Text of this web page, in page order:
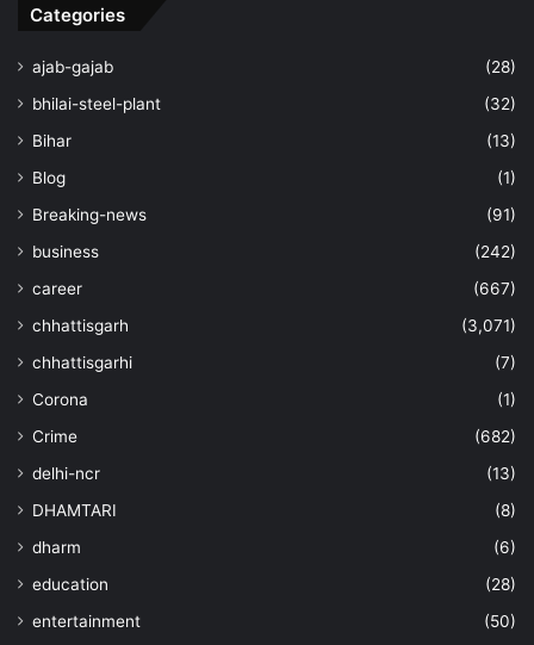
Categories
ajab-gajab
(28)
bhilai-steel-plant
(32)
Bihar
(13)
Blog
(1)
Breaking-news
(91)
business
(242)
career
(667)
chhattisgarh
(3,071)
chhattisgarhi
(7)
Corona
(1)
Crime
(682)
delhi-ncr
(13)
DHAMTARI
(8)
dharm
(6)
education
(28)
entertainment
(50)